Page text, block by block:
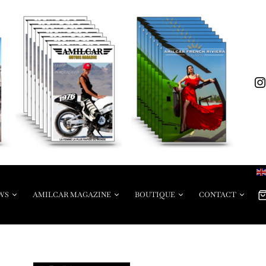
AMILCAR MAGAZINE BOUTIQUE CONTACT